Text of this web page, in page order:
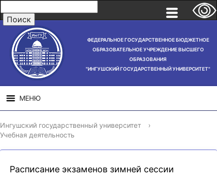
ФЕДЕРАЛЬНОЕ ГОСУДАРСТВЕННОЕ БЮДЖЕТНОЕ
ОБРАЗОВАТЕЛЬНОЕ УЧРЕЖДЕНИЕ ВЫСШЕГО
ОБРАЗОВАНИЯ
"ИНГУШСКИЙ ГОСУДАРСТВЕННЫЙ УНИВЕРСИТЕТ"
МЕНЮ
СВЕДЕНИЯ ОБ
ОБРАЗОВАТЕЛЬНОЙ
НАУЧНАЯ
ДЕЯТЕЛЬНОСТЬ
Ингушский государственный университет
›
Учебная деятельность
Расписание экзаменов зимней сессии